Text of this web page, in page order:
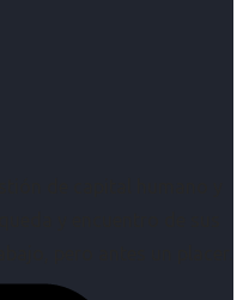
de capital humano y
y encuentro de sus
pero antes un placer.